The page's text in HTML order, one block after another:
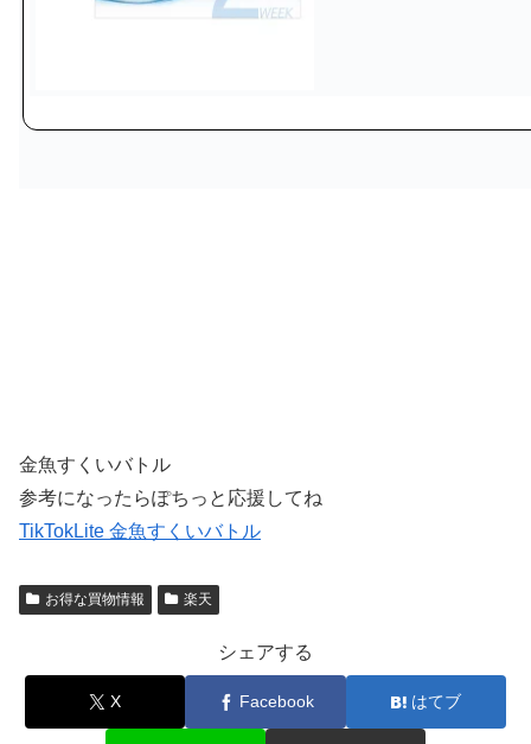
金魚すくいバトル
参考になったらぽちっと応援してね
TikTokLite 金魚すくいバトル
お得な買物情報 楽天
シェアする
X Facebook はてブ